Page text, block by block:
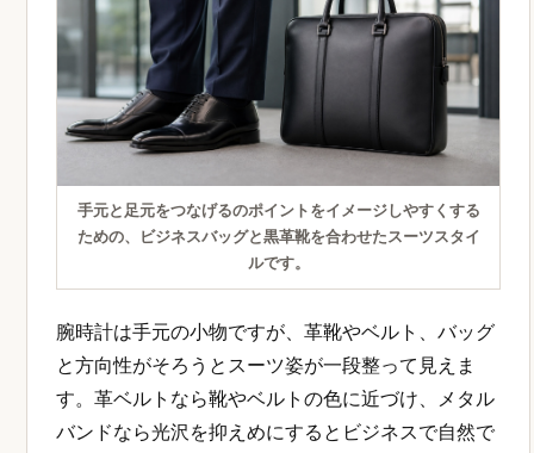
手元と足元をつなげるのポイントをイメージしやすくする
ための、ビジネスバッグと黒革靴を合わせたスーツスタイ
ルです。
腕時計は手元の小物ですが、革靴やベルト、バッグ
と方向性がそろうとスーツ姿が一段整って見えま
す。革ベルトなら靴やベルトの色に近づけ、メタル
バンドなら光沢を抑えめにするとビジネスで自然で